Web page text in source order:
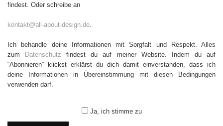
findest. Oder schreibe an
kontakt@all-about-design.de
Ich behandle deine Informationen mit Sorgfalt und Respekt. Alles
zum Datenschutz findest du auf meiner Website. Indem du auf
“Abonnieren” klickst erklärst du dich damit einverstanden, dass ich
deine Informationen in Übereinstimmung mit diesen Bedingungen
verwenden darf.
Ja, ich stimme zu